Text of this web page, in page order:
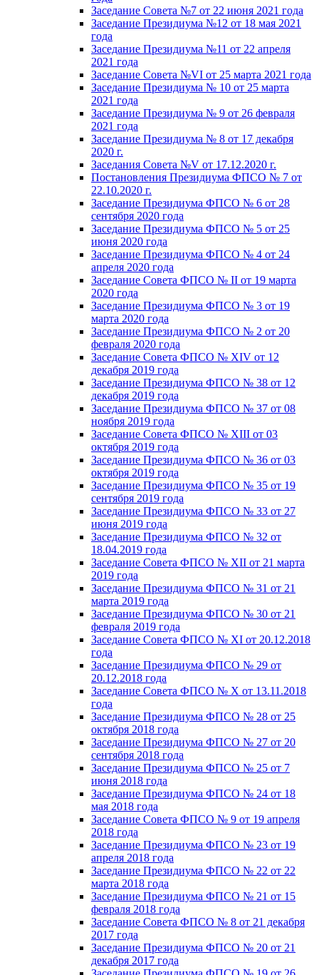
Заседание Совета №7 от 22 июня 2021 года
Заседание Президиума №12 от 18 мая 2021
года
Заседание Президиума №11 от 22 апреля
2021 года
Заседание Совета №VI от 25 марта 2021 года
Заседание Президиума № 10 от 25 марта
2021 года
Заседание Президиума № 9 от 26 февраля
2021 года
Заседание Президиума № 8 от 17 декабря
2020 г.
Заседания Совета №V от 17.12.2020 г.
Постановления Президиума ФПСО № 7 от
22.10.2020 г.
Заседание Президиума ФПСО № 6 от 28
сентября 2020 года
Заседание Президиума ФПСО № 5 от 25
июня 2020 года
Заседание Президиума ФПСО № 4 от 24
апреля 2020 года
Заседание Совета ФПСО № II от 19 марта
2020 года
Заседание Президиума ФПСО № 3 от 19
марта 2020 года
Заседание Президиума ФПСО № 2 от 20
февраля 2020 года
Заседание Совета ФПСО № XIV от 12
декабря 2019 года
Заседание Президиума ФПСО № 38 от 12
декабря 2019 года
Заседание Президиума ФПСО № 37 от 08
ноября 2019 года
Заседание Совета ФПСО № XIII от 03
октября 2019 года
Заседание Президиума ФПСО № 36 от 03
октября 2019 года
Заседание Президиума ФПСО № 35 от 19
сентября 2019 года
Заседание Президиума ФПСО № 33 от 27
июня 2019 года
Заседание Президиума ФПСО № 32 от
18.04.2019 года
Заседание Совета ФПСО № XII от 21 марта
2019 года
Заседание Президиума ФПСО № 31 от 21
марта 2019 года
Заседание Президиума ФПСО № 30 от 21
февраля 2019 года
Заседание Совета ФПСО № XI от 20.12.2018
года
Заседание Президиума ФПСО № 29 от
20.12.2018 года
Заседание Совета ФПСО № X от 13.11.2018
года
Заседание Президиума ФПСО № 28 от 25
октября 2018 года
Заседание Президиума ФПСО № 27 от 20
сентября 2018 года
Заседание Президиума ФПСО № 25 от 7
июня 2018 года
Заседание Президиума ФПСО № 24 от 18
мая 2018 года
Заседание Совета ФПСО № 9 от 19 апреля
2018 года
Заседание Президиума ФПСО № 23 от 19
апреля 2018 года
Заседание Президиума ФПСО № 22 от 22
марта 2018 года
Заседание Президиума ФПСО № 21 от 15
февраля 2018 года
Заседание Совета ФПСО № 8 от 21 декабря
2017 года
Заседание Президиума ФПСО № 20 от 21
декабря 2017 года